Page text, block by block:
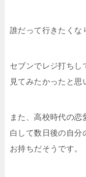
誰だって行きたくな
セブンでレジ打ちし
見てみたかったと思
また、高校時代の
白して数日後の自分
お持ちだそうです。